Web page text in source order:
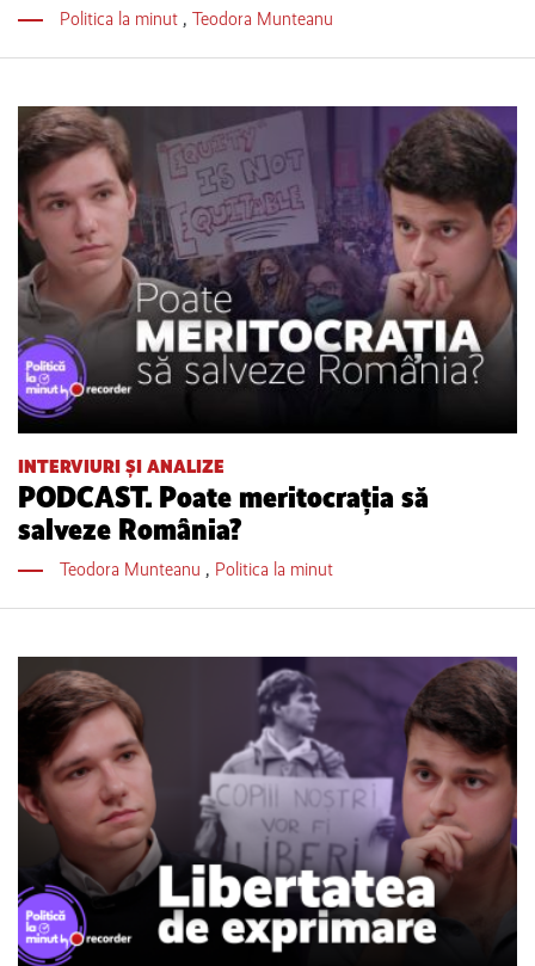
Politica la minut , Teodora Munteanu
INTERVIURI ȘI ANALIZE
PODCAST. Poate meritocrația să
salveze România?
Teodora Munteanu , Politica la minut